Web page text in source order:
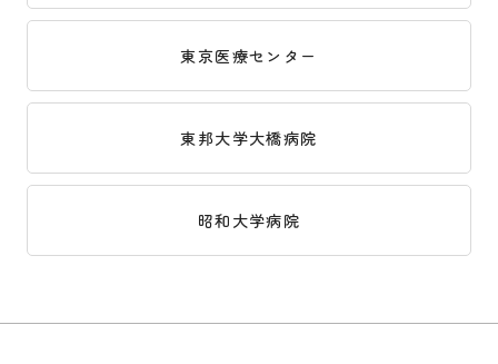
東京医療センター
東邦大学大橋病院
昭和大学病院